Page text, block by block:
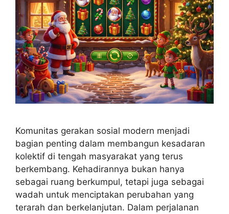
Komunitas gerakan sosial modern menjadi
bagian penting dalam membangun kesadaran
kolektif di tengah masyarakat yang terus
berkembang. Kehadirannya bukan hanya
sebagai ruang berkumpul, tetapi juga sebagai
wadah untuk menciptakan perubahan yang
terarah dan berkelanjutan. Dalam perjalanan